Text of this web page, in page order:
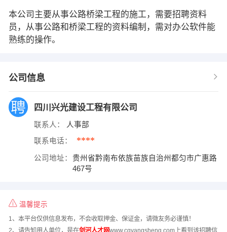
本公司主要从事公路桥梁工程的施工，需要招聘资料
员，从事公路和桥梁工程的资料编制，需对办公软件能
熟练的操作。
公司信息
四川兴光建设工程有限公司
联系人： 人事部
联系电话： ****
公司地址：
贵州省黔南布依族苗族自治州都匀市广惠路
467号
温馨提示
1、本平台仅供信息发布，不会收取押金、保证金，请微友务必谨慎！
2、请告知用人单位，是在剑河人才网www.cqyangsheng.com上看到该招聘信